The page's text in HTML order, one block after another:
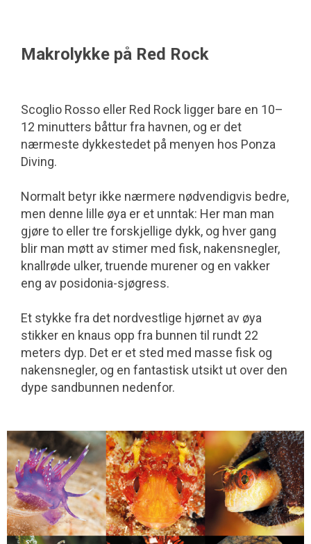
Makrolykke på Red Rock
Scoglio Rosso eller Red Rock ligger bare en 10–
12 minutters båttur fra havnen, og er det
nærmeste dykkestedet på menyen hos Ponza
Diving.
Normalt betyr ikke nærmere nødvendig­vis bedre,
men denne lille øya er et unntak: Her man man
gjøre to eller tre forskjellige dykk, og hver gang
blir man møtt av stimer med fisk, naken­snegler,
knallrøde ulker, truende murener og en vakker
eng av posidonia-sjøgress.
Et stykke fra det nordvestlige hjørnet av øya
stikker en knaus opp fra bunnen til rundt 22
meters dyp. Det er et sted med masse fisk og
nakensnegler, og en fantastisk utsikt ut over den
dype sand­bunnen nedenfor.